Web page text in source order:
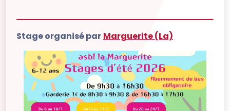
Stage organisé par Marguerite (La)